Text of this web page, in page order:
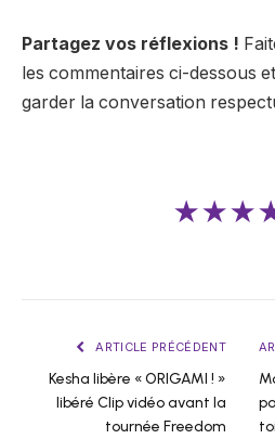
Partagez vos réflexions !
les commentaires ci-dessous
garder la conversation
ARTICLE PRÉCÉDENT
Kesha libère « ORIGAMI ! »
libéré Clip vidéo avant la
tournée Freedom